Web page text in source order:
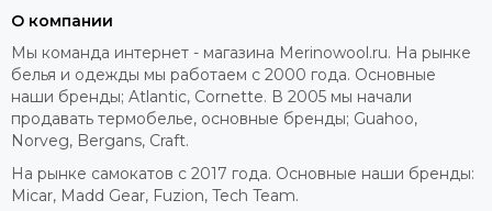
Rossoporpora
Days
Dragon
Ru-Socks
Fox Pro
Автопанорама
Taro
Beauty Night
О компании
Мы команда интернет - магазина Merinowool.ru. На рынке
белья и одежды мы работаем с 2000 года. Основные
наши бренды; Atlantic, Cornette. В 2005 мы начали
продавать термобелье, основные бренды; Guahoo,
Norveg, Bergans, Craft.
На рынке самокатов с 2017 года. Основные наши бренды:
Micar, Madd Gear, Fuzion, Tech Team.